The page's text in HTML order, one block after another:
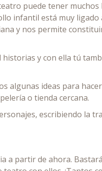
puede tener muchos
infantil está muy ligado
y nos permite
y con ella tú
algunas ideas para
o tienda cercana.
escribiendo la
a partir de ahora.